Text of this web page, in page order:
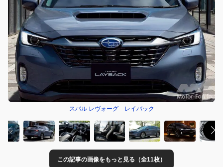
スバル レヴォーグ レイバック
この記事の画像をもっと見る（全11枚）